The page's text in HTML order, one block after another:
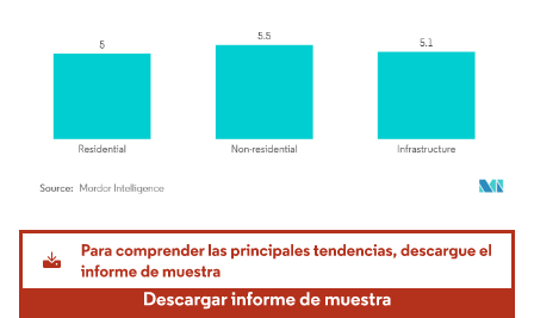
Imagen © Mordor Intelligence. El uso requiere atribución según CC BY 4.0.